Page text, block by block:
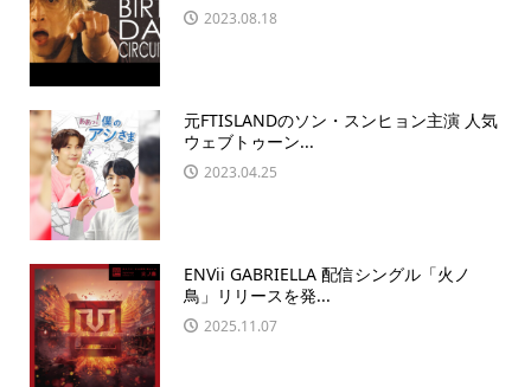
2023.08.18
元FTISLANDのソン・スンヒョン主演 人気
ウェブトゥーン...
2023.04.25
ENVii GABRIELLA 配信シングル「火ノ
鳥」リリースを発...
2025.11.07